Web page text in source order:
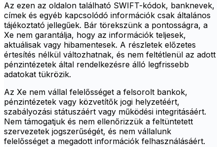
Az ezen az oldalon található SWIFT-kódok, banknevek,
címek és egyéb kapcsolódó információk csak általános
tájékoztató jellegűek. Bár törekszünk a pontosságra, a
Xe nem garantálja, hogy az információk teljesek,
aktuálisak vagy hibamentesek. A részletek előzetes
értesítés nélkül változhatnak, és nem feltétlenül az adott
pénzintézetek által rendelkezésre álló legfrissebb
adatokat tükrözik.
Az Xe nem vállal felelősséget a felsorolt bankok,
pénzintézetek vagy közvetítők jogi helyzetéért,
szabályozási státuszáért vagy működési integritásáért.
Nem támogatjuk és nem ellenőrizzük a feltüntetett
szervezetek jogszerűségét, és nem vállalunk
felelősséget a megadott információk felhasználásáért.